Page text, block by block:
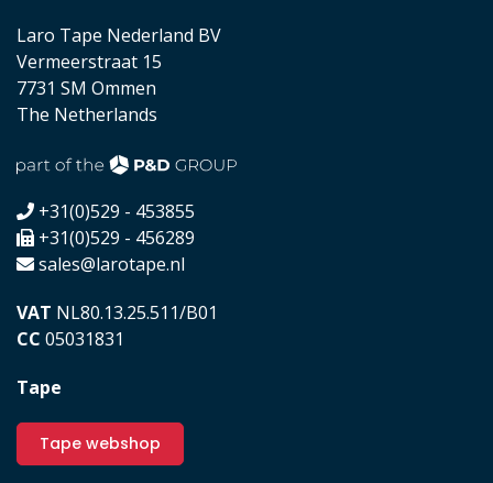
Laro Tape Nederland BV
Vermeerstraat 15
7731 SM Ommen
The Netherlands
+31(0)529 - 453855
+31(0)529 - 456289
sales@larotape.nl
VAT NL80.13.25.511/B01
CC 05031831
Tape
Tape webshop